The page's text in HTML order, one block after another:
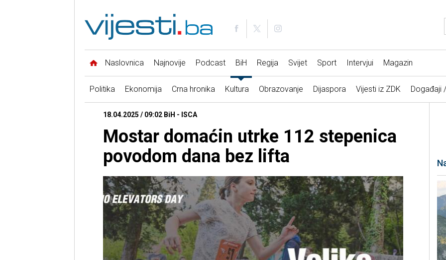
Naslovnica Najnovije Podcast BiH Regija Svijet Sport Intervjui Magazin
Politika Ekonomija Crna hronika Kultura Obrazovanje Dijaspora Vijesti iz ZDK Događaji
18.04.2025 / 09:02 BiH - ISCA
Mostar domaćin utrke 112 stepenica
povodom dana bez lifta